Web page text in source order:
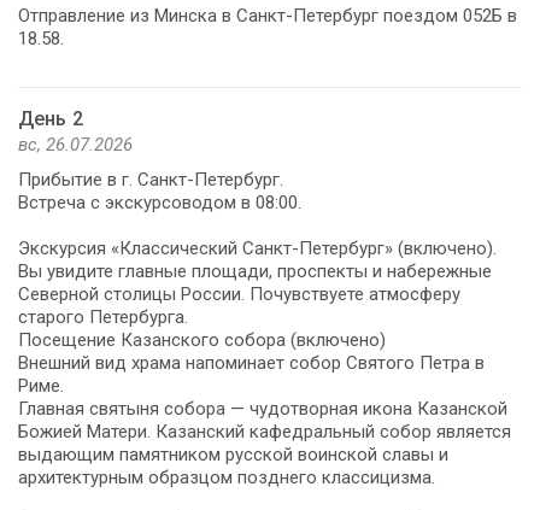
Отправление из Минска в Санкт-Петербург поездом 052Б в
18.58.
День 2
вс, 26.07.2026
Прибытие в г. Санкт-Петербург.
Встреча с экскурсоводом в 08:00.
Экскурсия «Классический Санкт-Петербург» (включено).
Вы увидите главные площади, проспекты и набережные
Северной столицы России. Почувствуете атмосферу
старого Петербурга.
Посещение Казанского собора (включено)
Внешний вид храма напоминает собор Святого Петра в
Риме.
Главная святыня собора — чудотворная икона Казанской
Божией Матери. Казанский кафедральный собор является
выдающим памятником русской воинской славы и
архитектурным образцом позднего классицизма.